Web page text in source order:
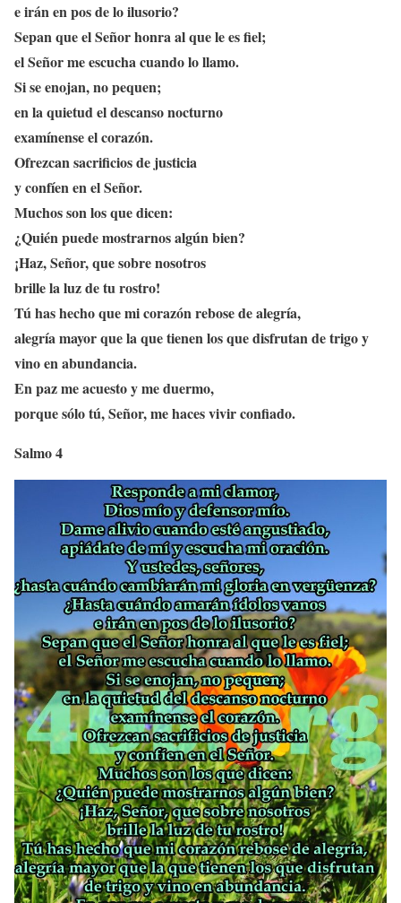
e irán en pos de lo ilusorio?
Sepan que el Señor honra al que le es fiel;
el Señor me escucha cuando lo llamo.
Si se enojan, no pequen;
en la quietud el descanso nocturno
examínense el corazón.
Ofrezcan sacrificios de justicia
y confíen en el Señor.
Muchos son los que dicen:
¿Quién puede mostrarnos algún bien?
¡Haz, Señor, que sobre nosotros
brille la luz de tu rostro!
Tú has hecho que mi corazón rebose de alegría,
alegría mayor que la que tienen los que disfrutan de trigo y
vino en abundancia.
En paz me acuesto y me duermo,
porque sólo tú, Señor, me haces vivir confiado.
Salmo 4